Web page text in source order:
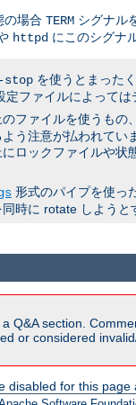
の場合 TERM シグナル
httpd にこのシグナ
stop を使うとまった
定ファイルによって
ファイルを使うもの
う注意が払われてい
ロックファイルや状
形式のパイプを使っ
時に rotate しようと
Q&A section.
or considered
disabled for this page